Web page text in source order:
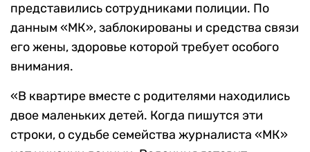
представились сотрудниками полиции. По
данным «МК», заблокированы и средства связи
его жены, здоровье которой требует особого
внимания.
«В квартире вместе с родителями находились
двое маленьких детей. Когда пишутся эти
строки, о судьбе семейства журналиста «МК»